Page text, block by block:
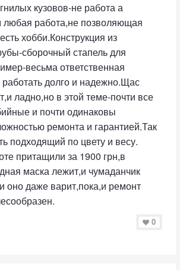
кузовов-не работа а
любая работа,не позволяющая
хобби.Конструкция из
сборочный стапель для
весьма ответственная
долго и надежно.Щас
ладно,но в этой теме-почти все
и почти одинаковы
ремонта и гарантией.Так
подходящий по цвету и весу.
притащили за 1900 грн,в
маска лежит,и чумаданчик
оно даже варит,пока,и ремонт
0